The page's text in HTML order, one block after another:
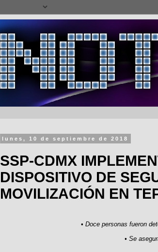
lunes, 10 de septiembre de 2018
SSP-CDMX
DISPOSITIVO DE
MOVILIZACIÓN EN
• Doce personas fueron
• Se